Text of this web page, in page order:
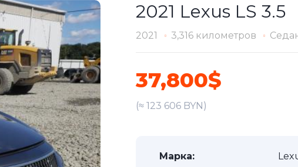
2021 Lexus LS 3.5
2021 3,316 километров
37,800$
(≈ 123 606 BYN)
Марка: